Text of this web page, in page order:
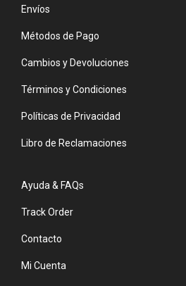
Envíos
Métodos de Pago
Cambios y Devoluciones
Términos y Condiciones
Políticas de Privacidad
Libro de Reclamaciones
Ayuda & FAQs
Track Order
Contacto
Mi Cuenta